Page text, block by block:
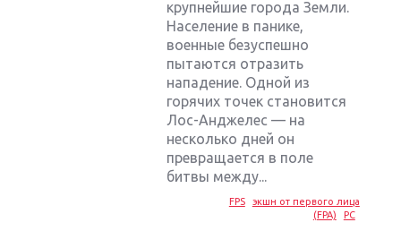
крупнейшие города Земли.
Население в панике,
военные безуспешно
пытаются отразить
нападение. Одной из
горячих точек становится
Лос-Анджелес — на
несколько дней он
превращается в поле
битвы между...
FPS
экшн от первого лица
(FPA)
PC